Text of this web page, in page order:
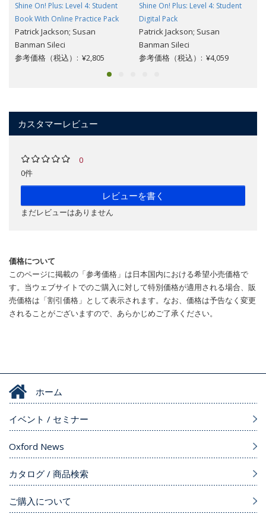
Shine On! Plus: Level 4: Student
Book With Online Practice Pack
Patrick Jackson; Susan
Banman Sileci
参考価格（税込）: ¥2,805
Shine On! Plus: Level 4: Student
Digital Pack
Patrick Jackson; Susan
Banman Sileci
参考価格（税込）: ¥4,059
カスタマーレビュー
0
0件
レビューを書く
まだレビューはありません
価格について
このページに掲載の「参考価格」は日本国内における希望小売価格で
す。当ウェブサイトでのご購入に対して特別価格が適用される場合、販
売価格は「割引価格」として表示されます。なお、価格は予告なく変更
されることがございますので、あらかじめご了承ください。
ホーム
イベント / セミナー
Oxford News
カタログ / 商品検索
ご購入について